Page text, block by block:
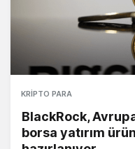
KRIPTO PARA
BlackRock,
borsa yatırım